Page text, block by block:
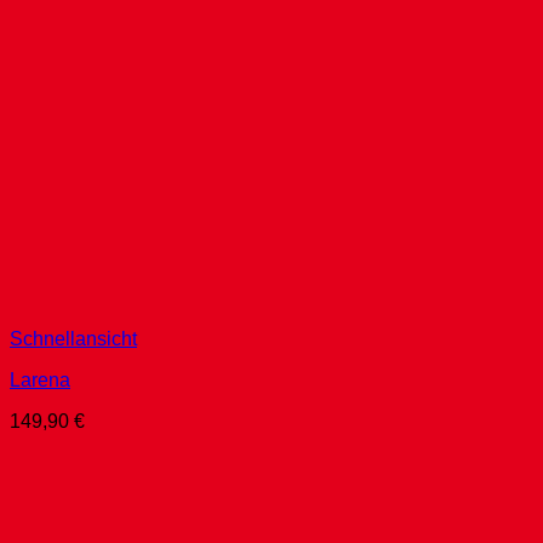
Schnellansicht
Larena
149,90 €